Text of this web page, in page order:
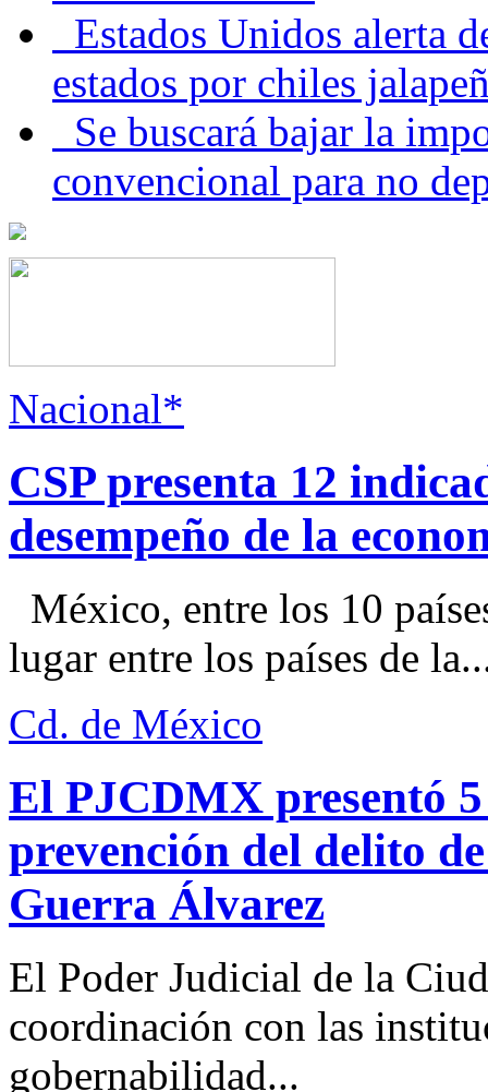
Estados Unidos alerta
estados por chiles
Se buscará bajar la
convencional para no
Nacional*
CSP presenta 12
desempeño de la
México, entre los 10
lugar entre los países de
Cd. de México
El PJCDMX presentó
prevención del delito
Guerra Álvarez
El Poder Judicial de la
coordinación con las
gobernabilidad...